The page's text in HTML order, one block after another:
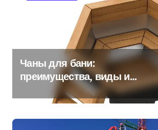
Чаны для бани:
преимущества, виды и
особенности использования